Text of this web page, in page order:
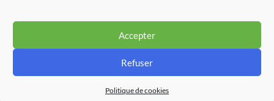
Accepter
Refuser
Politique de cookies
Partenaires
Accessibilité : partiellement conforme